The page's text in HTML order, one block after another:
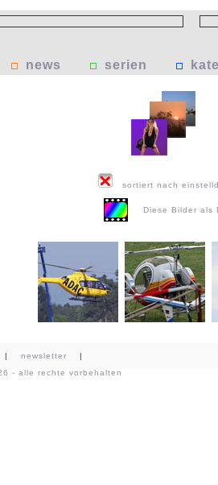
news serien
sortiert nach
Diese Bilder als
newsletter |
- alle rechte vorbehalten